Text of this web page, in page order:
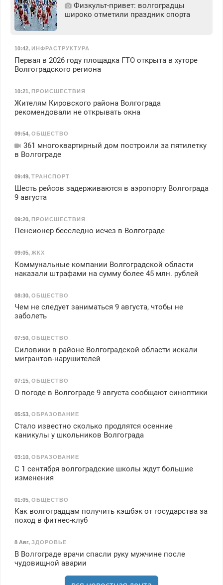
Физкульт‑привет: волгоградцы
широко отметили праздник спорта
10:42, ИНФРАСТРУКТУРА
Первая в 2026 году площадка ГТО открыта в хуторе
Волгоградского региона
10:21, ПРОИСШЕСТВИЯ
Жителям Кировского района Волгограда
рекомендовали не открывать окна
09:54, ОБЩЕСТВО
361 многоквартирный дом построили за пятилетку
в Волгограде
09:49, ТРАНСПОРТ
Шесть рейсов задерживаются в аэропорту Волгограда
9 августа
09:20, ПРОИСШЕСТВИЯ
Пенсионер бесследно исчез в Волгограде
09:05, ЖКХ
Коммунальные компании Волгоградской области
наказали штрафами на сумму более 45 млн. рублей
08:30, ОБЩЕСТВО
Чем не следует заниматься 9 августа, чтобы не
заболеть
07:50, ОБЩЕСТВО
Силовики в районе Волгоградской области искали
мигрантов-нарушителей
07:15, ОБЩЕСТВО
О погоде в Волгограде 9 августа сообщают синоптики
05:53, ОБРАЗОВАНИЕ
Стало известно сколько продлятся осенние
каникулы у школьников Волгограда
03:10, ОБРАЗОВАНИЕ
С 1 сентября волгоградские школы ждут большие
изменения
01:05, ОБЩЕСТВО
Как волгоградцам получить кэшбэк от государства за
поход в фитнес-клуб
8 Авг, ЗДОРОВЬЕ
В Волгограде врачи спасли руку мужчине после
чудовищной аварии